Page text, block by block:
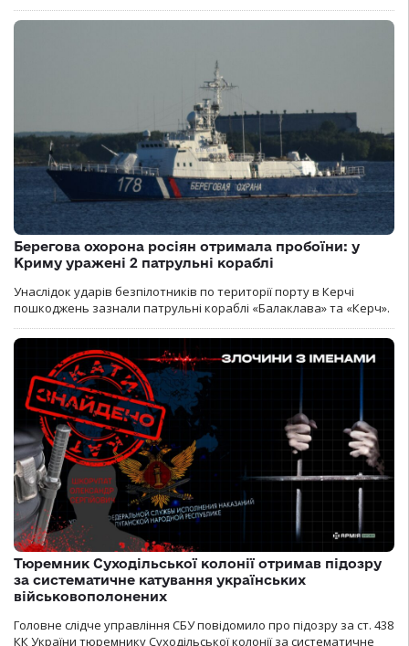
Берегова охорона росіян отримала пробоїни: у
Криму уражені 2 патрульні кораблі
Унаслідок ударів безпілотників по території порту в Керчі
пошкоджень зазнали патрульні кораблі «Балаклава» та «Керч».
Тюремник Суходільської колонії отримав підозру
за систематичне катування українських
військовополонених
Головне слідче управління СБУ повідомило про підозру за ст. 438
КК України тюремнику Суходільської колонії за систематичне